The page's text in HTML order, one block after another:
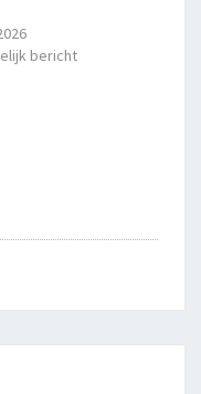
bericht